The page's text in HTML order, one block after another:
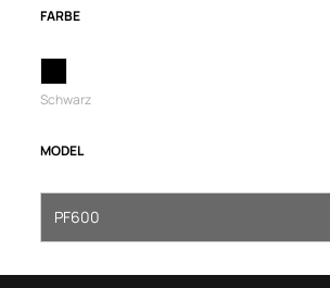
FARBE
Schwarz
MODEL
PF600